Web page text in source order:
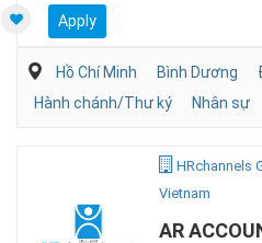
Apply
Hồ Chí Minh Bình Dương
Hành chánh/Thư ký
Nhân sự
HRchannels
Vietnam
AR